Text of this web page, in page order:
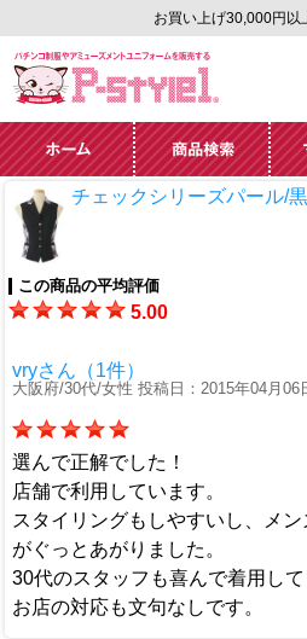
お買い上げ30,000円以
ーズメントユニフォー
ム通販「P-style 1」.
ホーム 商品検索 マ
チェックシリーズパール/
この商品の平均評価
5.00
vryさん（1件）
大阪府/30代/女性 投稿日：2015年04月06
選んで正解でした！
店舗で利用しています。
スタイリングもしやすいし、メ
がぐっとあがりました。
30代のスタッフも喜んで着用して
お店の対応も文句なしです。